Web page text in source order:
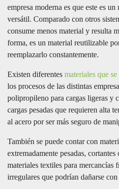
empresa moderna es que este es
versátil. Comparado con otros
consume menos material y resulta
forma, es un material reutilizable
reemplazarlo constantemente.
Existen diferentes materiales que
los procesos de las distintas
polipropileno para cargas ligeras y
cargas pesadas que requieren alta
al acero por ser más seguro de
También se puede contar con
extremadamente pesadas,
materiales textiles para mercancías
irregulares que podrían dañarse